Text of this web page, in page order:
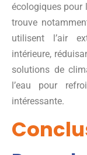
écologiques pour
trouve
utilisent l’air
intérieure,
solutions de
l’eau pour
intéressante.